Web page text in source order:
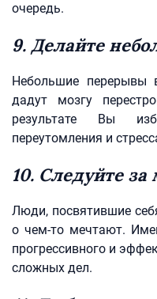
очередь.
9. Делайте
Небольшие перерывы
дадут мозгу
результате Вы
переутомления и
10. Следуйте за
Люди, посвятившие
о чем-то мечтают.
прогрессивного и
сложных дел.